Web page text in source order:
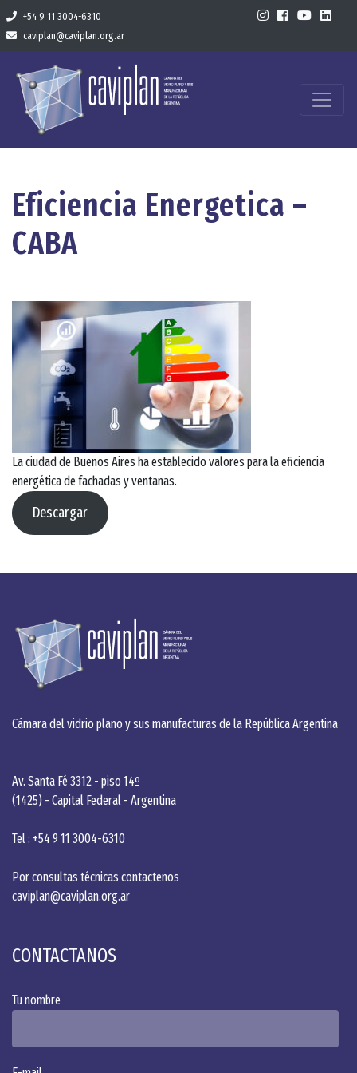
+54 9 11 3004-6310
caviplan@caviplan.org.ar
Eficiencia Energetica –
CABA
La ciudad de Buenos Aires ha establecido valores para la eficiencia
energética de fachadas y ventanas.
Descargar
Cámara del vidrio plano y sus manufacturas de la República Argentina
Av. Santa Fé 3312 - piso 14º
(1425) - Capital Federal - Argentina
Tel : +54 9 11 3004-6310
Por consultas técnicas contactenos
caviplan@caviplan.org.ar
CONTACTANOS
Tu nombre
Alternative: